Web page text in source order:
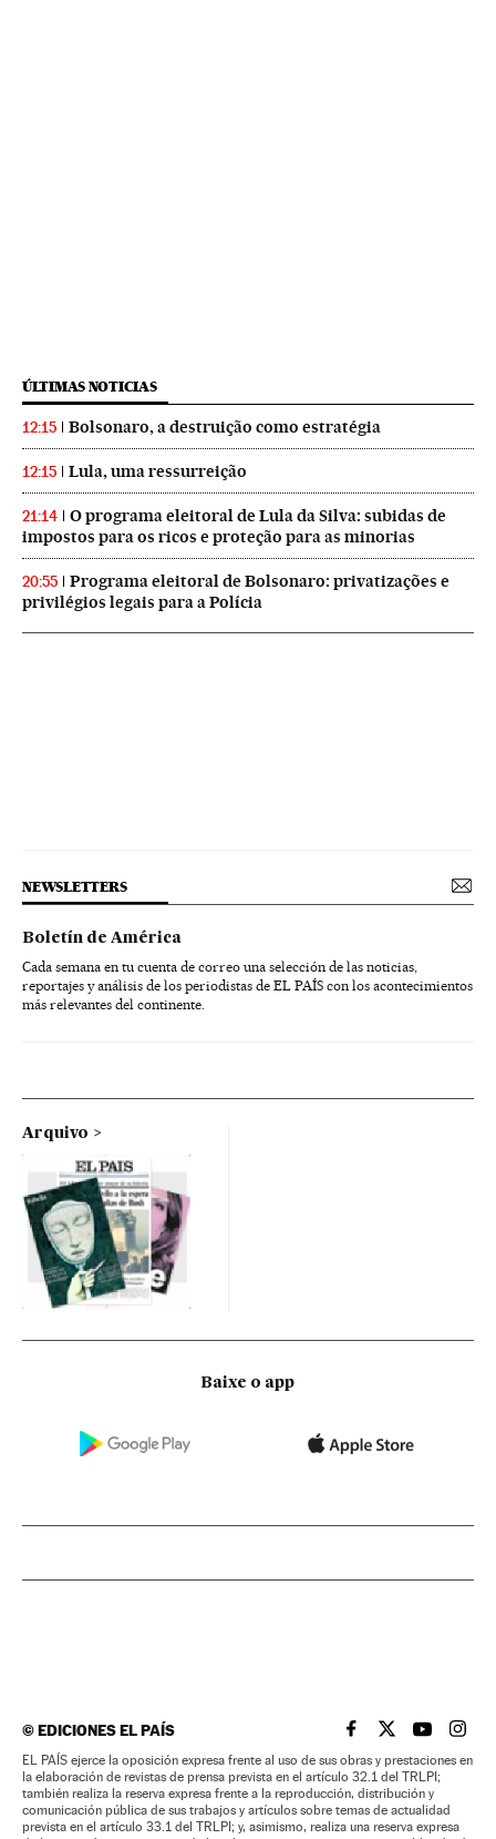
ÚLTIMAS NOTICIAS
12:15 Bolsonaro, a destruição como estratégia
12:15 Lula, uma ressurreição
21:14
O programa eleitoral de Lula da Silva: subidas de
impostos para os ricos e proteção para as minorias
20:55
Programa eleitoral de Bolsonaro: privatizações e
privilégios legais para a Polícia
NEWSLETTERS
Boletín de América
Cada semana en tu cuenta de correo una selección de las noticias,
reportajes y análisis de los periodistas de EL PAÍS con los acontecimientos
más relevantes del continente.
Arquivo
Baixe o app
©EDICIONES EL PAÍS EL PAÍS BRASIL EN
EL PAÍSEL PAÍS
EL
EL PAÍS ejerce la oposición expresa frente al uso de sus obras y prestaciones en
la elaboración de revistas de prensa prevista en el artículo 32.1 del TRLPI;
también realiza la reserva expresa frente a la reproducción, distribución y
comunicación pública de sus trabajos y artículos sobre temas de actualidad
prevista en el artículo 33.1 del TRLPI; y, asimismo, realiza una reserva expresa